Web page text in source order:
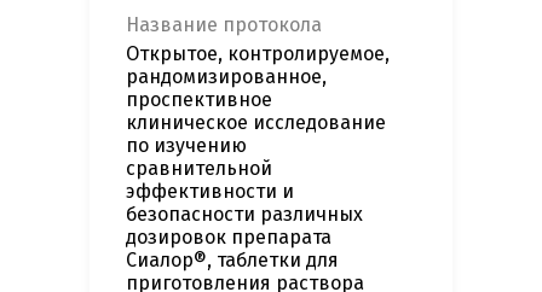
Название протокола
Открытое, контролируемое,
рандомизированное,
проспективное
клиническое исследование
по изучению
сравнительной
эффективности и
безопасности различных
дозировок препарата
Сиалор®, таблетки для
приготовления раствора